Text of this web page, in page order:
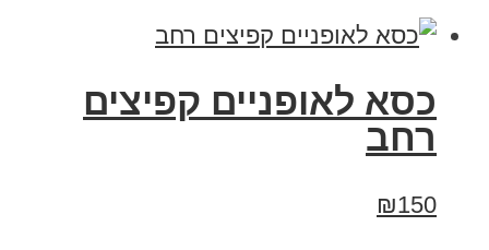
כסא לאופניים קפיצים
רחב
₪150